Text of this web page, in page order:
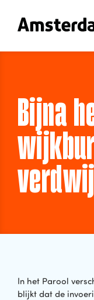
Bijna
In het Parool
blijkt dat de